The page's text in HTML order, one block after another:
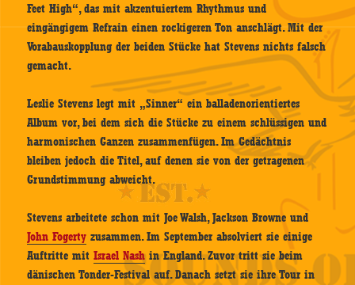
Feet High“, das mit akzentuiertem Rhythmus und
eingängigem Refrain einen rockigeren Ton anschlägt. Mit der
Vorabauskopplung der beiden Stücke hat Stevens nichts falsch
gemacht.
Leslie Stevens legt mit „Sinner“ ein balladenorientiertes
Album vor, bei dem sich die Stücke zu einem schlüssigen und
harmonischen Ganzen zusammenfügen. Im Gedächtnis
bleiben jedoch die Titel, auf denen sie von der getragenen
Grundstimmung abweicht.
Stevens arbeitete schon mit Joe Walsh, Jackson Browne und
John Fogerty zusammen. Im September absolviert sie einige
Auftritte mitIsrael Nashin England. Zuvor tritt sie beim
dänischen Tonder-Festival auf. Danach setzt sie ihre Tour in